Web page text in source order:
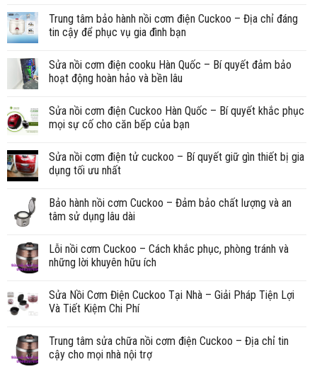
Trung tâm bảo hành nồi cơm điện Cuckoo – Địa chỉ đáng
tin cậy để phục vụ gia đình bạn
Sửa nồi cơm điện cooku Hàn Quốc – Bí quyết đảm bảo
hoạt động hoàn hảo và bền lâu
Sửa nồi cơm điện Cuckoo Hàn Quốc – Bí quyết khắc phục
mọi sự cố cho căn bếp của bạn
Sửa nồi cơm điện tử cuckoo – Bí quyết giữ gìn thiết bị gia
dụng tối ưu nhất
Bảo hành nồi cơm Cuckoo – Đảm bảo chất lượng và an
tâm sử dụng lâu dài
Lỗi nồi cơm Cuckoo – Cách khắc phục, phòng tránh và
những lời khuyên hữu ích
Sửa Nồi Cơm Điện Cuckoo Tại Nhà – Giải Pháp Tiện Lợi
Và Tiết Kiệm Chi Phí
Trung tâm sửa chữa nồi cơm điện Cuckoo – Địa chỉ tin
cậy cho mọi nhà nội trợ